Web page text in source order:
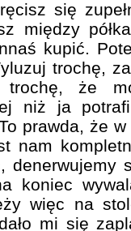
się
między
kupić.
trochę,
trochę, że
niż ja potrafi
prawda, że
nam
koniec
więc na
mi się